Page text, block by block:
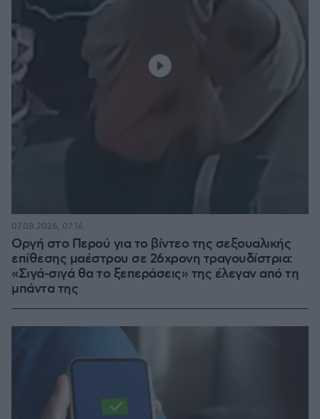
Οργή στο Περού για το βίντεο της σεξουαλικής
επίθεσης μαέστρου σε 26χρονη τραγουδίστρια:
«Σιγά-σιγά θα το ξεπεράσεις» της έλεγαν από τη
μπάντα της
07.08.2026, 07:16